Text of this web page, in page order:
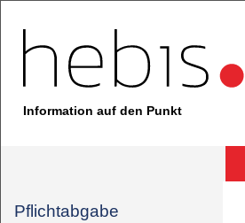
Information auf den Punkt
Pflichtabgabe